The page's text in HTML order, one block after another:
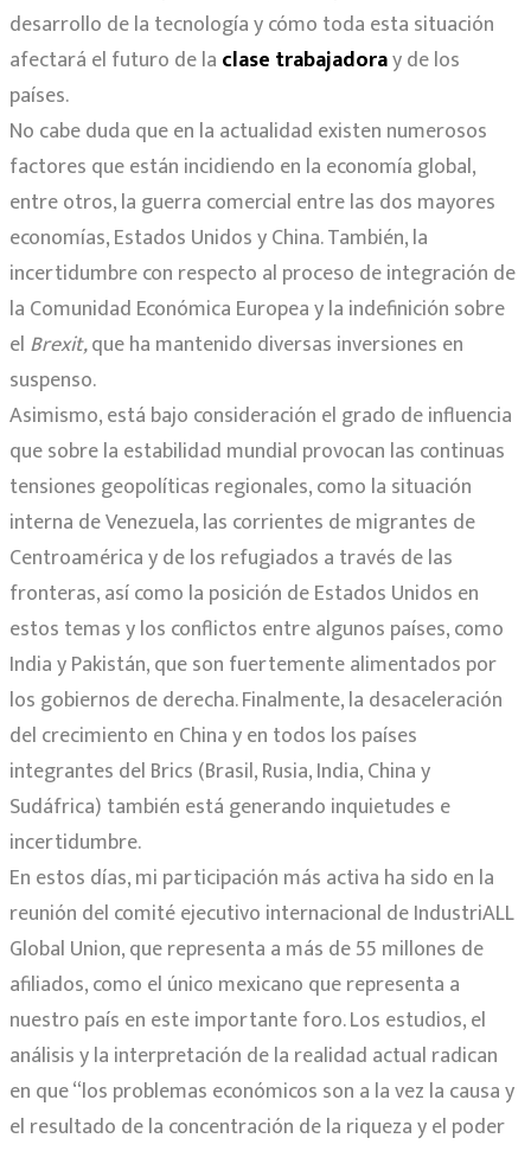
desarrollo de la tecnología y cómo toda esta situación
afectará el futuro de la clase trabajadoray de los
países.
No cabe duda que en la actualidad existen numerosos
factores que están incidiendo en la economía global,
entre otros, la guerra comercial entre las dos mayores
economías, Estados Unidos y China. También, la
incertidumbre con respecto al proceso de integración de
la Comunidad Económica Europea y la indefinición sobre
el Brexit,que ha mantenido diversas inversiones en
suspenso.
Asimismo, está bajo consideración el grado de influencia
que sobre la estabilidad mundial provocan las continuas
tensiones geopolíticas regionales, como la situación
interna de Venezuela, las corrientes de migrantes de
Centroamérica y de los refugiados a través de las
fronteras, así como la posición de Estados Unidos en
estos temas y los conflictos entre algunos países, como
India y Pakistán, que son fuertemente alimentados por
los gobiernos de derecha. Finalmente, la desaceleración
del crecimiento en China y en todos los países
integrantes del Brics (Brasil, Rusia, India, China y
Sudáfrica) también está generando inquietudes e
incertidumbre.
En estos días, mi participación más activa ha sido en la
reunión del comité ejecutivo internacional de IndustriALL
Global Union, que representa a más de 55 millones de
afiliados, como el único mexicano que representa a
nuestro país en este importante foro. Los estudios, el
análisis y la interpretación de la realidad actual radican
en que “los problemas económicos son a la vez la causa y
el resultado de la concentración de la riqueza y el poder